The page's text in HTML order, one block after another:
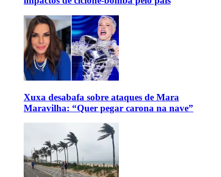
Xuxa desabafa sobre ataques de Mara
Maravilha: “Quer pegar carona na nave”